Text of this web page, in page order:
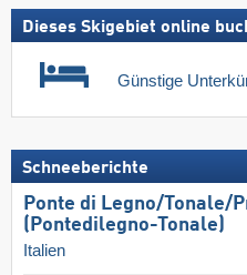
Dieses Skigebiet online
Günstige
Schneeberichte
Ponte di Legno/​Tonale/​
(Pontedilegno-Tonale)
Italien